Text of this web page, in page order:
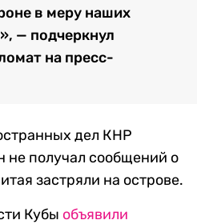
в меру наших
— подчеркнул
на пресс-
дел КНР
не получал сообщений о
застряли на острове.
Кубы объявили